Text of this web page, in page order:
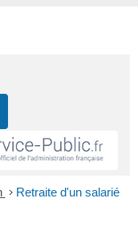
> Retraite d'un salarié